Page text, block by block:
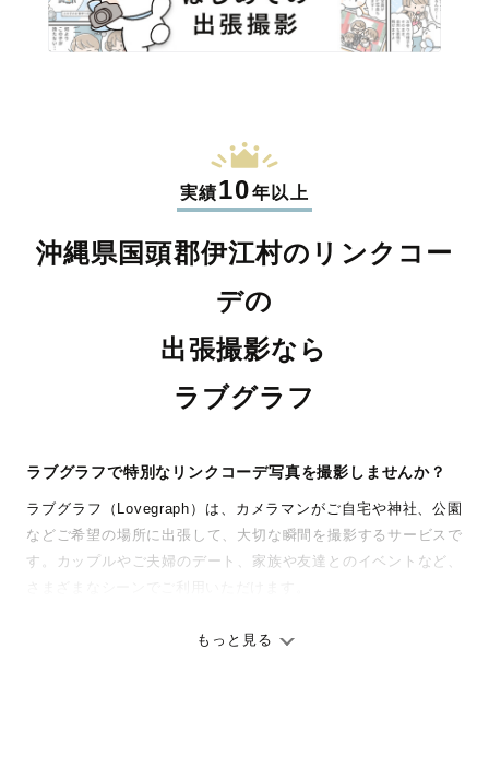
実績10年以上
沖縄県国頭郡伊江村のリンクコー
デの
出張撮影なら
ラブグラフ
ラブグラフで特別なリンクコーデ写真を撮影しませんか？
ラブグラフ（Lovegraph）は、カメラマンがご自宅や神社、公園
などご希望の場所に出張して、大切な瞬間を撮影するサービスで
す。カップルやご夫婦のデート、家族や友達とのイベントなど、
ありのままの空気感を大切に、何十年経っても見返したくなるよ
もっと見る